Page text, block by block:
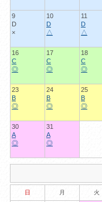
9
D
×
10
D
△
11
D
△
16
C
◎
17
C
◎
18
C
◎
23
B
◎
24
B
◎
25
B
◎
30
A
◎
31
A
◎
日 月 火